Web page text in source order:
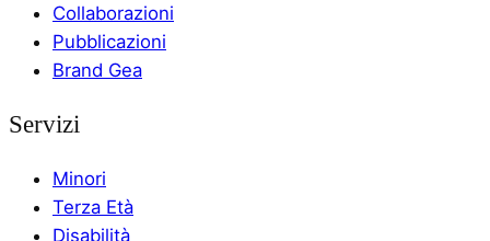
Collaborazioni
Pubblicazioni
Brand Gea
Servizi
Minori
Terza Età
Disabilità